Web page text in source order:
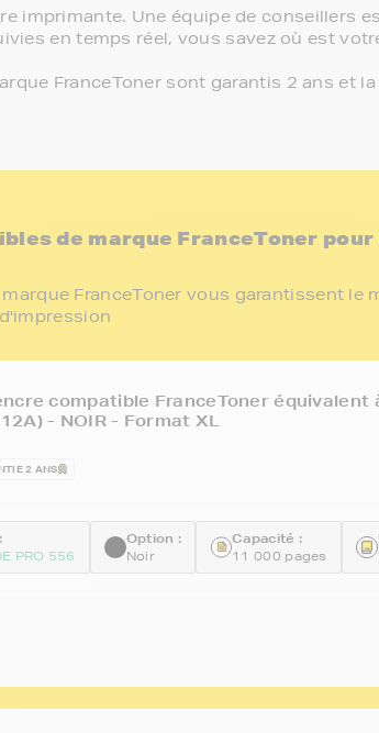
imprimante. Une équipe de conseillers
en temps réel, vous savez où est
FranceToner sont garantis 2 ans et
de marque FranceToner
FranceToner vous garantissent le
compatible FranceToner équivalent
- NOIR - Format XL
2 ANS
PRO 556
Option :
Noir
Capacité :
11 000 pages